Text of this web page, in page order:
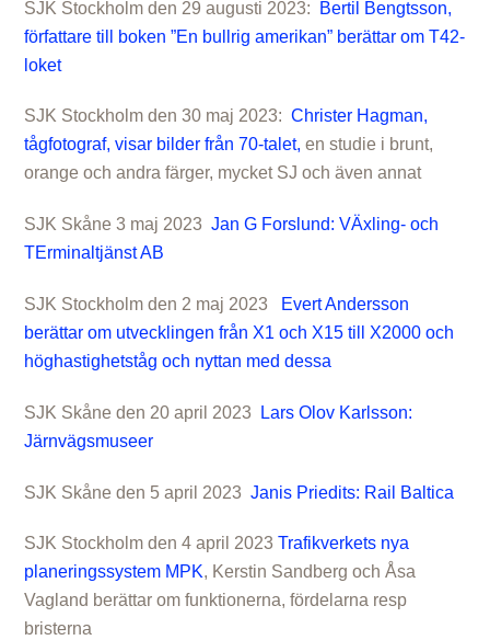
SJK Stockholm den 29 augusti 2023: Bertil Bengtsson,
författare till boken ”En bullrig amerikan” berättar om T42-
loket
SJK Stockholm den 30 maj 2023:Christer Hagman,
tågfotograf, visar bilder från 70-talet, en studie i brunt,
orange och andra färger, mycket SJ och även annat
SJK Skåne 3 maj 2023Jan G Forslund: VÄxling- och
TErminaltjänst AB
SJK Stockholm den 2 maj 2023 Evert Andersson
berättar om utvecklingen från X1 och X15 till X2000 och
höghastighetståg och nyttan med dessa
SJK Skåne den 20 april 2023
Lars Olov Karlsson:
Järnvägsmuseer
SJK Skåne den 5 april 2023Janis Priedits: Rail Baltica
SJK Stockholm den 4 april 2023Trafikverkets nya
planeringssystem MPK, Kerstin Sandberg och Åsa
Vagland berättar om funktionerna, fördelarna resp
bristerna